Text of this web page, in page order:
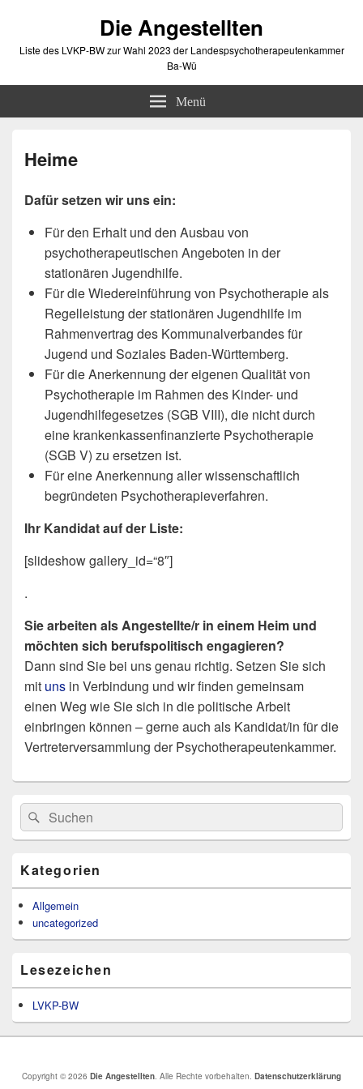
Die Angestellten
Liste des LVKP-BW zur Wahl 2023 der Landespsychotherapeutenkammer
Ba-Wü
Menü
Heime
Dafür setzen wir uns ein:
Für den Erhalt und den Ausbau von
psychotherapeutischen Angeboten in der
stationären Jugendhilfe.
Für die Wiedereinführung von Psychotherapie als
Regelleistung der stationären Jugendhilfe im
Rahmenvertrag des Kommunalverbandes für
Jugend und Soziales Baden-Württemberg.
Für die Anerkennung der eigenen Qualität von
Psychotherapie im Rahmen des Kinder- und
Jugendhilfegesetzes (SGB VIII), die nicht durch
eine krankenkassenfinanzierte Psychotherapie
(SGB V) zu ersetzen ist.
Für eine Anerkennung aller wissenschaftlich
begründeten Psychotherapieverfahren.
Ihr Kandidat auf der Liste:
[slideshow gallery_id=“8″]
.
Sie arbeiten als Angestellte/r in einem Heim und
möchten sich berufspolitisch engagieren?
Dann sind Sie bei uns genau richtig. Setzen Sie sich
mit uns in Verbindung und wir finden gemeinsam
einen Weg wie Sie sich in die politische Arbeit
einbringen können – gerne auch als Kandidat/in für die
Vertreterversammlung der Psychotherapeutenkammer.
Primärer
Seitenleisten-
Widgetbereich
Suchen
nach:
Suchen
Kategorien
Allgemein
uncategorized
Lesezeichen
LVKP-BW
Copyright © 2026 Die Angestellten. Alle Rechte vorbehalten. Datenschutzerklärung